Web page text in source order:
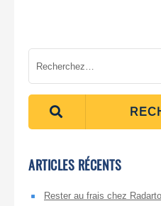
ARTICLES RÉCENTS
Rester au frais chez